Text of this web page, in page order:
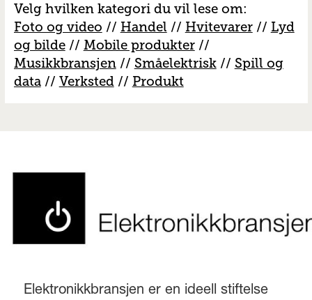
Velg hvilken kategori du vil lese om:
Foto og video // Handel // Hvitevarer// Lyd
og bilde// Mobile produkter//
Musikkbransjen// Småelektrisk// Spill og
data// Verksted// Produkt
Elektronikkbransjen er en ideell stiftelse